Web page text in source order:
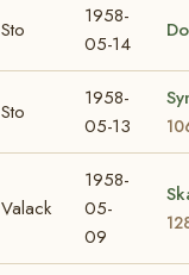
Sto
1958-
05-14
Sto
1958-
05-13
Valack
1958-
05-
09